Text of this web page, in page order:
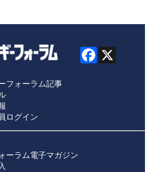
フォーラム記事
ログイン
ーラム電子マガジン